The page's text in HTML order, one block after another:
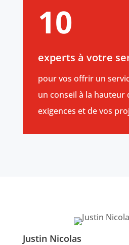
10
experts à votre
pour vos offrir un
un conseil à la hauteur
exigences et de vos
Justin Nicolas